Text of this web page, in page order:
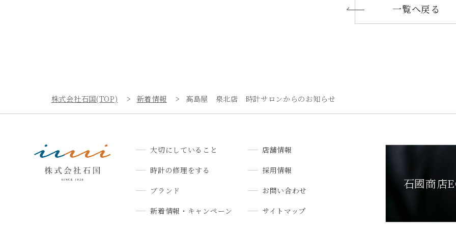
一覧へ戻る
株式会社石国(TOP) 新着情報 髙島屋 泉北店 時計サロンからのお知らせ
大切にしていること
時計の修理をする
ブランド
新着情報・キャンペーン
店舗情報
採用情報
お問い合わせ
サイトマップ
石國商店